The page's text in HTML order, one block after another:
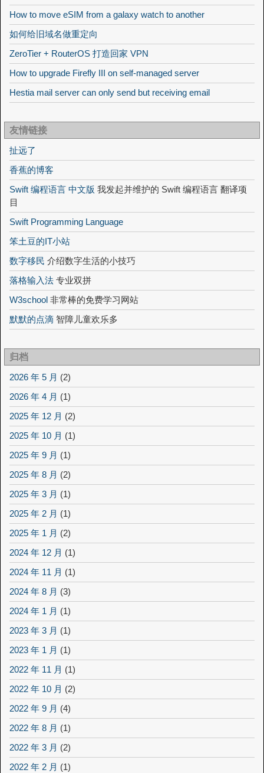
How to move eSIM from a galaxy watch to another
如何给旧域名做重定向
ZeroTier + RouterOS 打造回家 VPN
How to upgrade Firefly III on self-managed server
Hestia mail server can only send but receiving email
友情链接
扯远了
香蕉的博客
Swift 编程语言 中文版 我发起并维护的 Swift 编程语言 翻译项
目
Swift Programming Language
笨土豆的IT小站
数字移民 介绍数字生活的小技巧
落格输入法 专业双拼
W3school 非常棒的免费学习网站
默默的点滴 智障儿童欢乐多
归档
2026 年 5 月 (2)
2026 年 4 月 (1)
2025 年 12 月 (2)
2025 年 10 月 (1)
2025 年 9 月 (1)
2025 年 8 月 (2)
2025 年 3 月 (1)
2025 年 2 月 (1)
2025 年 1 月 (2)
2024 年 12 月 (1)
2024 年 11 月 (1)
2024 年 8 月 (3)
2024 年 1 月 (1)
2023 年 3 月 (1)
2023 年 1 月 (1)
2022 年 11 月 (1)
2022 年 10 月 (2)
2022 年 9 月 (4)
2022 年 8 月 (1)
2022 年 3 月 (2)
2022 年 2 月 (1)